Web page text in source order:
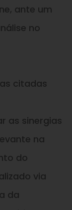
ante um
no
citadas
as sinergias
na
do
via
da